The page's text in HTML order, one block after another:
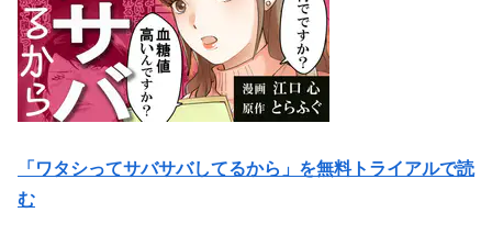
「ワタシってサバサバしてるから」を無料トライアルで読
む